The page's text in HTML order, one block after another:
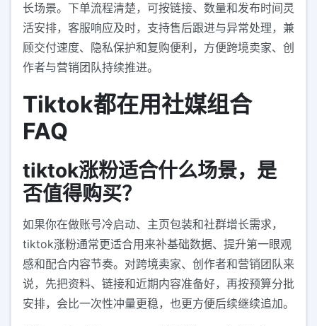
长场景。下单流程清楚，可按链接、数量和发布时间灵
活安排，客服响应及时，支持售后跟进与异常处理，兼
顾交付速度、隐私保护和复购便利，方便跨境卖家、创
作者与营销团队持续推进。
Tiktok都在用社媒组合
FAQ
tiktok涨粉适合什么场景，是
否值得购买？
如果你在做账号冷启动、主页包装和社群增长需求，
tiktok涨粉通常更适合用来补基础数据、提升第一眼观
感和配合内容节奏。对跨境卖家、创作者和营销团队来
说，先把资料、链接和近期内容准备好，再按预算分批
安排，会比一次性冲量更稳，也更方便后续继续追加。